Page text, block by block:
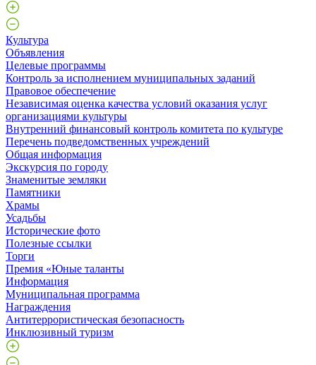
Культура
Объявления
Целевые программы
Контроль за исполнением муниципальных заданий
Правовое обеспечение
Независимая оценка качества условий оказания услуг
организациями культуры
Внутренний финансовый контроль комитета по культуре
Перечень подведомственных учреждений
Общая информация
Экскурсия по городу
Знаменитые земляки
Памятники
Храмы
Усадьбы
Исторические фото
Полезные ссылки
Торги
Премия «Юные таланты
Информация
Муниципальная программа
Награждения
Антитеррористическая безопасность
Инклюзивный туризм